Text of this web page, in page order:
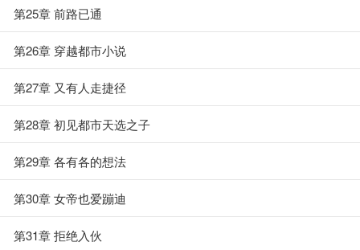
第25章 前路已通
第26章 穿越都市小说
第27章 又有人走捷径
第28章 初见都市天选之子
第29章 各有各的想法
第30章 女帝也爱蹦迪
第31章 拒绝入伙